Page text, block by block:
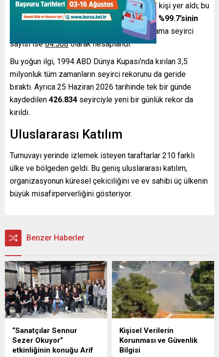
elde edildi. Stadyumlarda toplam 4.644.549 kişi yer aldı; bu
rakam mevcut koltuk kapasitesinin yaklaşık %99.7’sinin
anlamına geliyor. Maç başına ortalama seyirci
sayısı ise64.508olarak hesaplandı.
Bu yoğun ilgi, 1994 ABD Dünya Kupası’nda kırılan 3,5
milyonluk tüm zamanların seyirci rekorunu da geride
bıraktı. Ayrıca 25 Haziran 2026 tarihinde tek bir günde
kaydedilen 426.834 seyirciyle yeni bir günlük rekor da
kırıldı.
Uluslararası Katılım
Turnuvayı yerinde izlemek isteyen taraftarlar 210 farklı
ülke ve bölgeden geldi. Bu geniş uluslararası katılım,
organizasyonun küresel çekiciliğini ve ev sahibi üç ülkenin
büyük misafirperverliğini gösteriyor.
Benzer Haberler
“Sanatçılar Sennur
Sezer Okuyor”
etkinliğinin konuğu Arif
Kişisel Verilerin
Korunması ve Güvenlik
Bilgisi